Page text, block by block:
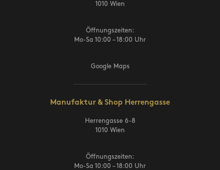
1010 Wien
Öffnungszeiten:
Mo-Sa 10:00 – 18:00 Uhr
Google Maps
Manufaktur & Shop Herrengasse
Herrengasse 6-8
1010 Wien
Öffnungszeiten:
Mo-Sa 10:00 – 18:00 Uhr